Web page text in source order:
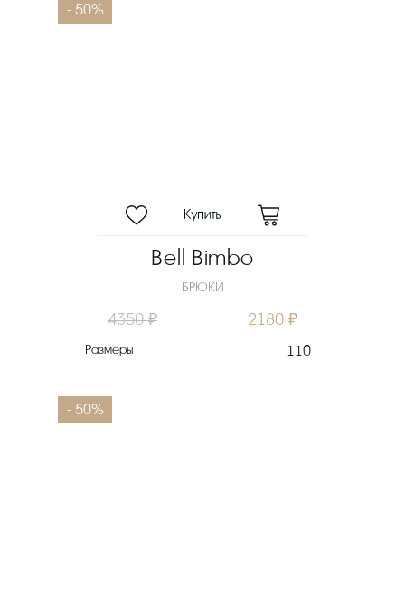
- 50%
Bell Bimbo
БРЮКИ
4350 ₽ 2180 ₽
Размеры 110
- 50%